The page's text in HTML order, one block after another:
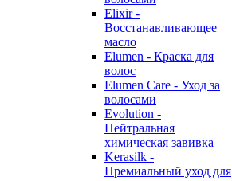
Elixir -
Восстанавливающее
масло
Elumen - Краска для
волос
Elumen Care - Уход за
волосами
Evolution -
Нейтральная
химическая завивка
Kerasilk -
Премиальный уход для